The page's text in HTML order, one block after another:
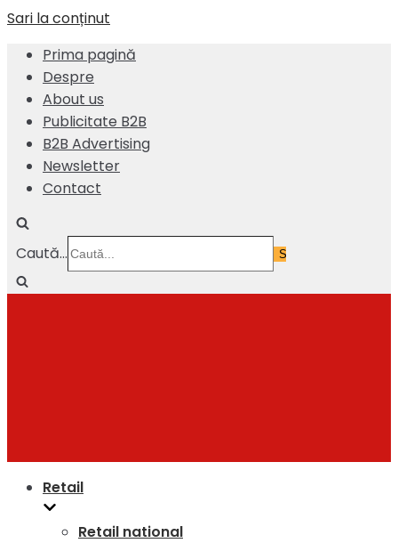
Sari la conținut
Prima pagină
Despre
About us
Publicitate B2B
B2B Advertising
Newsletter
Contact
Caută...
Retail
Retail national